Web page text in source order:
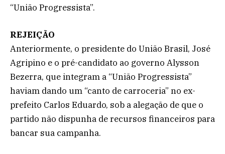
“União Progressista”.
REJEIÇÃO
Anteriormente, o presidente do União Brasil, José
Agripino e o pré-candidato ao governo Alysson
Bezerra, que integram a “União Progressista”
haviam dando um “canto de carroceria” no ex-
prefeito Carlos Eduardo, sob a alegação de que o
partido não dispunha de recursos financeiros para
bancar sua campanha.